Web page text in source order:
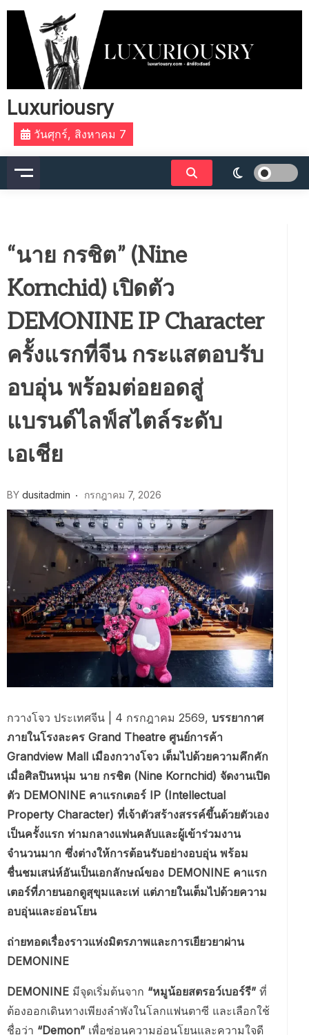
Skip
content
Luxuriousry
วันศุกร์, สิงหาคม 7
“นาย กรชิต” (Nine
Kornchid) เปิดตัว
DEMONINE IP Character
ครั้งแรกที่จีน กระแสตอบรับ
อบอุ่น พร้อมต่อยอดสู่
แบรนด์ไลฟ์สไตล์ระดับ
เอเชีย
BY dusitadmin กรกฎาคม 7, 2026
กวางโจว ประเทศจีน | 4 กรกฎาคม 2569, บรรยากาศ
ภายในโรงละคร Grand Theatre ศูนย์การค้า
Grandview Mall เมืองกวางโจว เต็มไปด้วยความคึกคัก
เมื่อศิลปินหนุ่ม นาย กรชิต (Nine Kornchid) จัดงานเปิด
ตัว DEMONINE คาแรกเตอร์ IP (Intellectual
Property Character) ที่เจ้าตัวสร้างสรรค์ขึ้นด้วยตัวเอง
เป็นครั้งแรก ท่ามกลางแฟนคลับและผู้เข้าร่วมงาน
จำนวนมาก ซึ่งต่างให้การต้อนรับอย่างอบอุ่น พร้อม
ชื่นชมเสน่ห์อันเป็นเอกลักษณ์ของ DEMONINE คาแรก
เตอร์ที่ภายนอกดูสุขุมและเท่ แต่ภายในเต็มไปด้วยความ
อบอุ่นและอ่อนโยน
ถ่ายทอดเรื่องราวแห่งมิตรภาพและการเยียวยาผ่าน
DEMONINE
DEMONINE มีจุดเริ่มต้นจาก “หมูน้อยสตรอว์เบอร์รี” ที่
ต้องออกเดินทางเพียงลำพังในโลกแฟนตาซี และเลือกใช้
ชื่อว่า “Demon” เพื่อซ่อนความอ่อนโยนและความใจดี